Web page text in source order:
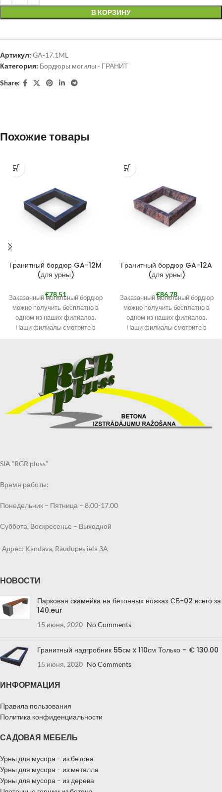
В КОРЗИНУ
Артикул: GA-17.1ML
Категория: Бордюры могилы - ГРАНИТ
Share:
Похожие товары
Гранитный бордюр GA-12M
(для урны)
€78,51
Заказанный могильный бордюр
можно получить бесплатно в
одном из наших филиалов.
Наши филиалы смотрите в
выберите «Самовывоз в
Кандаве» и в примечаниях
укажите филиал, в котором
хотите получить могильный
бордюр.
Получить заказанный
могильный бордюр по
указанному Вами адресу также
Гранитный бордюр GA-12A
(для урны)
€86,78
Заказанный могильный бордюр
можно получить бесплатно в
одном из наших филиалов.
Наши филиалы смотрите в
бордюр.
Получить заказанный
могильный бордюр по
указанному Вами адресу также
SIA “RGR pluss”
Время работы:
Понедельник – Пятница – 8.00-17.00
Суббота, Воскресенье – Выходной
Адрес: Kandava, Raudupes iela 3A
НОВОСТИ
Парковая скамейка на бетонных ножках СБ-02 всего за
140.eur
15 июня, 2020 No Comments
Гранитный надгробник 55см x 110см Только – € 130.00
15 июня, 2020 No Comments
ИНФОРМАЦИЯ
Правила пользования
Политика конфиденциальности
САДОВАЯ МЕБЕЛЬ
Урны для мусора – из бетона
Урны для мусора – из металла
Урны для мусора – из дерева